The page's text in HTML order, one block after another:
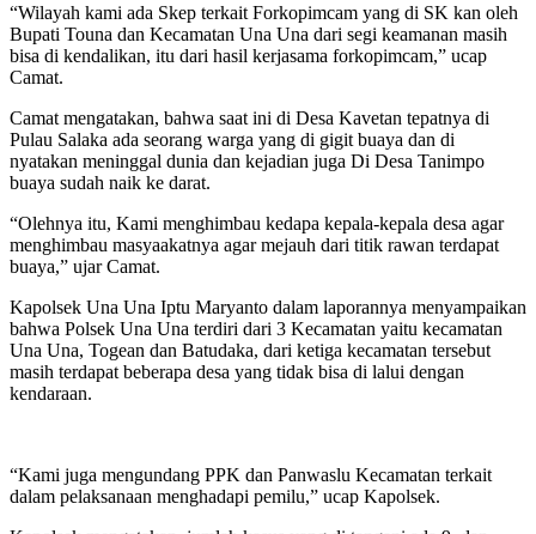
“Wilayah kami ada Skep terkait Forkopimcam yang di SK kan oleh
Bupati Touna dan Kecamatan Una Una dari segi keamanan masih
bisa di kendalikan, itu dari hasil kerjasama forkopimcam,” ucap
Camat.
Camat mengatakan, bahwa saat ini di Desa Kavetan tepatnya di
Pulau Salaka ada seorang warga yang di gigit buaya dan di
nyatakan meninggal dunia dan kejadian juga Di Desa Tanimpo
buaya sudah naik ke darat.
“Olehnya itu, Kami menghimbau kedapa kepala-kepala desa agar
menghimbau masyaakatnya agar mejauh dari titik rawan terdapat
buaya,” ujar Camat.
Kapolsek Una Una Iptu Maryanto dalam laporannya menyampaikan
bahwa Polsek Una Una terdiri dari 3 Kecamatan yaitu kecamatan
Una Una, Togean dan Batudaka, dari ketiga kecamatan tersebut
masih terdapat beberapa desa yang tidak bisa di lalui dengan
kendaraan.
“Kami juga mengundang PPK dan Panwaslu Kecamatan terkait
dalam pelaksanaan menghadapi pemilu,” ucap Kapolsek.